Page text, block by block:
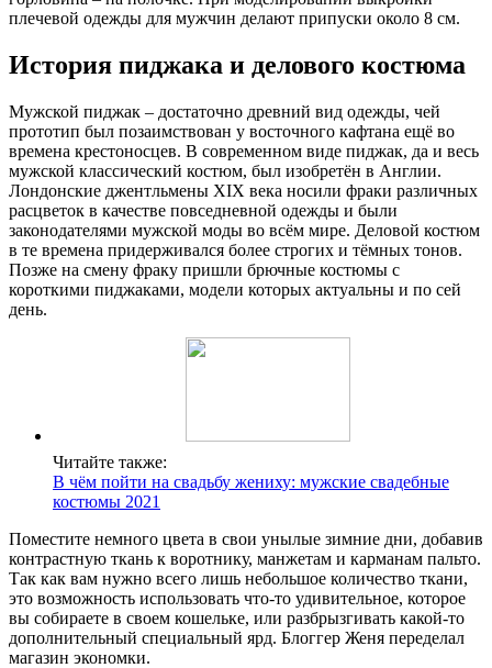
плечевой одежды для мужчин делают припуски около 8 см.
История пиджака и делового костюма
Мужской пиджак – достаточно древний вид одежды, чей
прототип был позаимствован у восточного кафтана ещё во
времена крестоносцев. В современном виде пиджак, да и весь
мужской классический костюм, был изобретён в Англии.
Лондонские джентльмены XIX века носили фраки различных
расцветок в качестве повседневной одежды и были
законодателями мужской моды во всём мире. Деловой костюм
в те времена придерживался более строгих и тёмных тонов.
Позже на смену фраку пришли брючные костюмы с
короткими пиджаками, модели которых актуальны и по сей
день.
Читайте также:
В чём пойти на свадьбу жениху: мужские свадебные
костюмы 2021
Поместите немного цвета в свои унылые зимние дни, добавив
контрастную ткань к воротнику, манжетам и карманам пальто.
Так как вам нужно всего лишь небольшое количество ткани,
это возможность использовать что-то удивительное, которое
вы собираете в своем кошельке, или разбрызгивать какой-то
дополнительный специальный ярд. Блоггер Женя переделал
магазин экономки.